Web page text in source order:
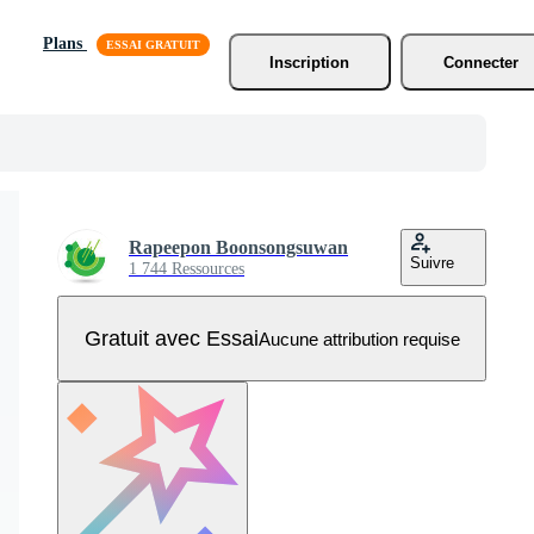
Plans
Inscription
Connecter
Rapeepon Boonsongsuwan
1 744 Ressources Suivre
Gratuit avec EssaiAucune attribution requise